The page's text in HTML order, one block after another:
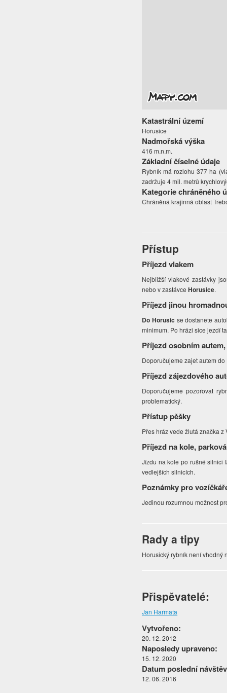
Katastrální území
Horusice
Nadmořská výška
416 m.n.m.
Základní číselné údaje
Rybník má rozlohu 377 ha
zadržuje 4 mil. metrů
Kategorie chráněného
Chráněná krajinná oblast
Přístup
Příjezd vlakem
Nejbližší vlakové zastávky
nebo v zastávceHorusice.
Příjezd jinou
Do Horusic se dostanete
minimum. Po hrázi sice jezdí
Příjezd osobním
Doporučujeme zajet autem
Příjezd zájezdového
Doporučujeme pozorovat
problematický.
Přístup pěšky
Přes hráz vede žlutá značka
Příjezd na kole,
Jízdu na kole po rušné silnici
vedlejších silnicích.
Poznámky pro
Jedinou rozumnou možnost
Rady a tipy
Horusický rybník není
Přispěvatelé:
Jan Harmata
Vytvořeno:
20. 12. 2012
Naposledy upraveno:
15. 12. 2020
Datum poslední
12. 06. 2016